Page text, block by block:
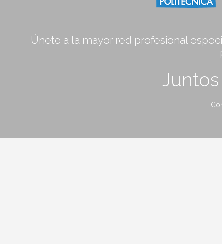
Únete a la mayor red profesional